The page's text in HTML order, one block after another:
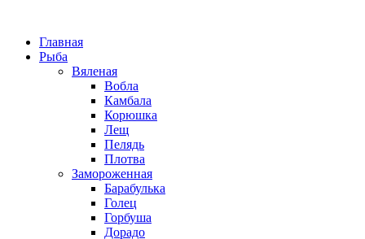
Главная
Рыба
Вяленая
Вобла
Камбала
Корюшка
Лещ
Пелядь
Плотва
Замороженная
Барабулька
Голец
Горбуша
Дорадо